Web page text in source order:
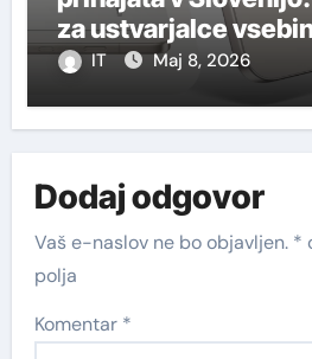
za ustvarjalce
uporabnike
IT Maj 8, 2026
Dodaj odgovor
Vaš e-naslov ne bo objavljen. *
polja
Komentar *